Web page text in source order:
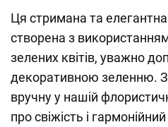
Ця стримана та
створена з використанням
зелених квітів, уважно
декоративною зеленню.
вручну у нашій
про свіжість і